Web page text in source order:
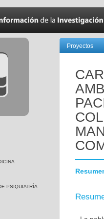
PSIQUIATRÍA
Proyectos